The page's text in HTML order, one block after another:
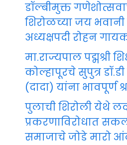
डॉल्बीमुक्त
शिरोळच्या जय
अध्यक्षपदी रोहन
मा.राज्यपाल पद्मश्री
कोल्हापूरचे सुपुत्र
(दादा) यांना भावपूर्ण
पुलाची शिरोली येथे
प्रकरणाविरोधात
समाजाचे जोडे मारो